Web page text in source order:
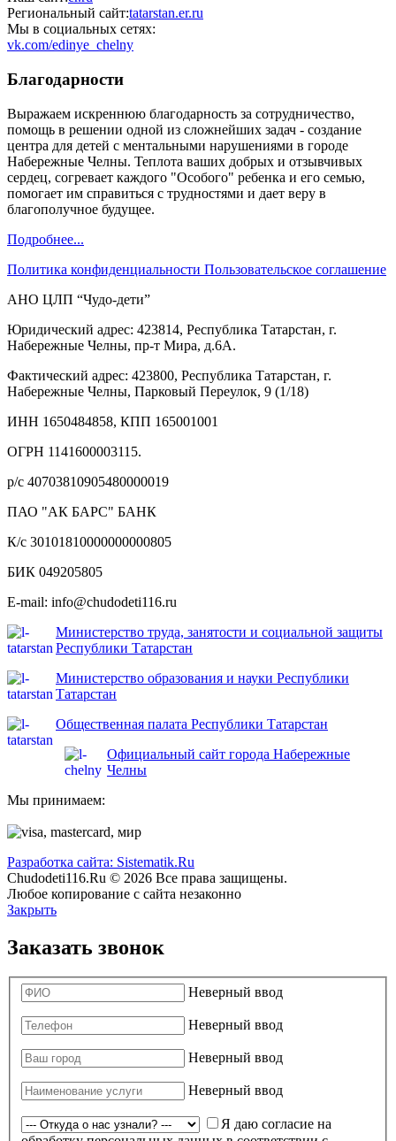
Региональный сайт:tatarstan.er.ru
Мы в социальных сетях:
vk.com/edinye_chelny
Благодарности
Выражаем искреннюю благодарность за сотрудничество,
помощь в решении одной из сложнейших задач - создание
центра для детей с ментальными нарушениями в городе
Набережные Челны. Теплота ваших добрых и отзывчивых
сердец, согревает каждого "Особого" ребенка и его семью,
помогает им справиться с трудностями и дает веру в
благополучное будущее.
Подробнее...
Политика конфиденциальности Пользовательское соглашение
АНО ЦЛП “Чудо-дети”
Юридический адрес: 423814, Республика Татарстан, г.
Набережные Челны, пр-т Мира, д.6А.
Фактический адрес: 423800, Республика Татарстан, г.
Набережные Челны, Парковый Переулок, 9 (1/18)
ИНН 1650484858, КПП 165001001
ОГРН 1141600003115.
р/с 40703810905480000019
ПАО "АК БАРС" БАНК
К/с 30101810000000000805
БИК 049205805
E-mail: info@chudodeti116.ru
Министерство труда, занятости и социальной защиты
Республики Татарстан
Министерство образования и науки Республики
Татарстан
Общественная палата Республики Татарстан
Официальный сайт города Набережные
Челны
Мы принимаем:
Разработка сайта: Sistematik.Ru
Chudodeti116.Ru © 2026 Все права защищены.
Любое копирование с сайта незаконно
Закрыть
Заказать звонок
Неверный ввод
Неверный ввод
Неверный ввод
Неверный ввод
Я даю согласие на